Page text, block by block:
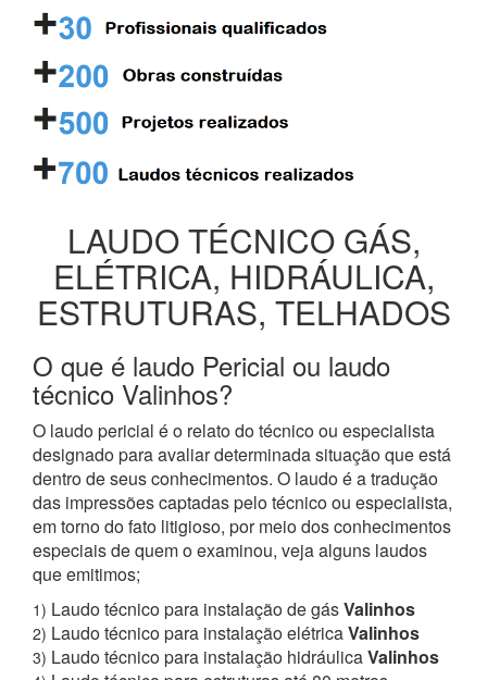
LAUDO TÉCNICO GÁS,
ELÉTRICA, HIDRÁULICA,
ESTRUTURAS, TELHADOS
O que é laudo Pericial ou laudo
técnico Valinhos?
O laudo pericial é o relato do técnico ou especialista
designado para avaliar determinada situação que está
dentro de seus conhecimentos. O laudo é a tradução
das impressões captadas pelo técnico ou especialista,
em torno do fato litigioso, por meio dos conhecimentos
especiais de quem o examinou, veja alguns laudos
que emitimos;
1) Laudo técnico para instalação de gásValinhos
2) Laudo técnico para instalação elétricaValinhos
3) Laudo técnico para instalação hidráulicaValinhos